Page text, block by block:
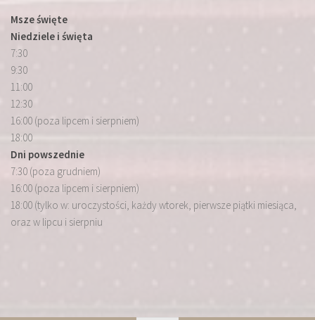
Msze święte
Niedziele i święta
7:30
9:30
11:00
12:30
16:00 (poza lipcem i sierpniem)
18:00
Dni powszednie
7:30 (poza grudniem)
16:00 (poza lipcem i sierpniem)
18:00 (tylko w: uroczystości, każdy wtorek, pierwsze piątki miesiąca,
oraz w lipcu i sierpniu